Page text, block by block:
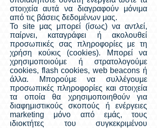
στοιχεία αυτά να διαγραφούν μόνιμα
από τις βάσεις δεδομένων μας.
Το site μας μπορεί (ίσως) να αντλεί,
παίρνει, καταγράφει ή ακολουθεί
προσωπικές σας πληροφορίες με τη
χρήση κούκις (cookies). Μπορεί να
χρησιμοποιούμε ή στρατολογούμε
cookies, flash cookies, web beacons ή
άλλα. Μπορούμε να συλλέγουμε
προσωπικές πληροφορίες και στοιχεία
τα οποία θα χρησιμοποιηθούν για
διαφημιστικούς σκοπούς ή ενέργειες
marketing μόνο από εμάς, τους
ιδιοκτήτες του συγκεκριμένου